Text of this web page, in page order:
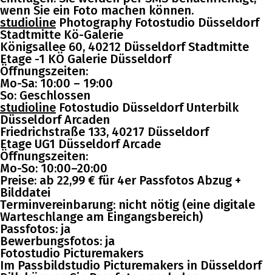
wenn Sie ein Foto machen können.
studioline Photography Fotostudio Düsseldorf
Stadtmitte Kö-Galerie
Königsallee 60, 40212 Düsseldorf Stadtmitte
Etage -1 KÖ Galerie Düsseldorf
Öffnungszeiten:
Mo-Sa: 10:00 – 19:00
So: Geschlossen
studioline Fotostudio Düsseldorf Unterbilk
Düsseldorf Arcaden
Friedrichstraße 133, 40217 Düsseldorf
Etage UG1 Düsseldorf Arcade
Öffnungszeiten:
Mo-So: 10:00–20:00
Preise: ab 22,99 € für 4er Passfotos Abzug +
Bilddatei
Terminvereinbarung: nicht nötig (eine digitale
Warteschlange am Eingangsbereich)
Passfotos: ja
Bewerbungsfotos: ja
Fotostudio Picturemakers
Im Passbildstudio Picturemakers in Düsseldorf